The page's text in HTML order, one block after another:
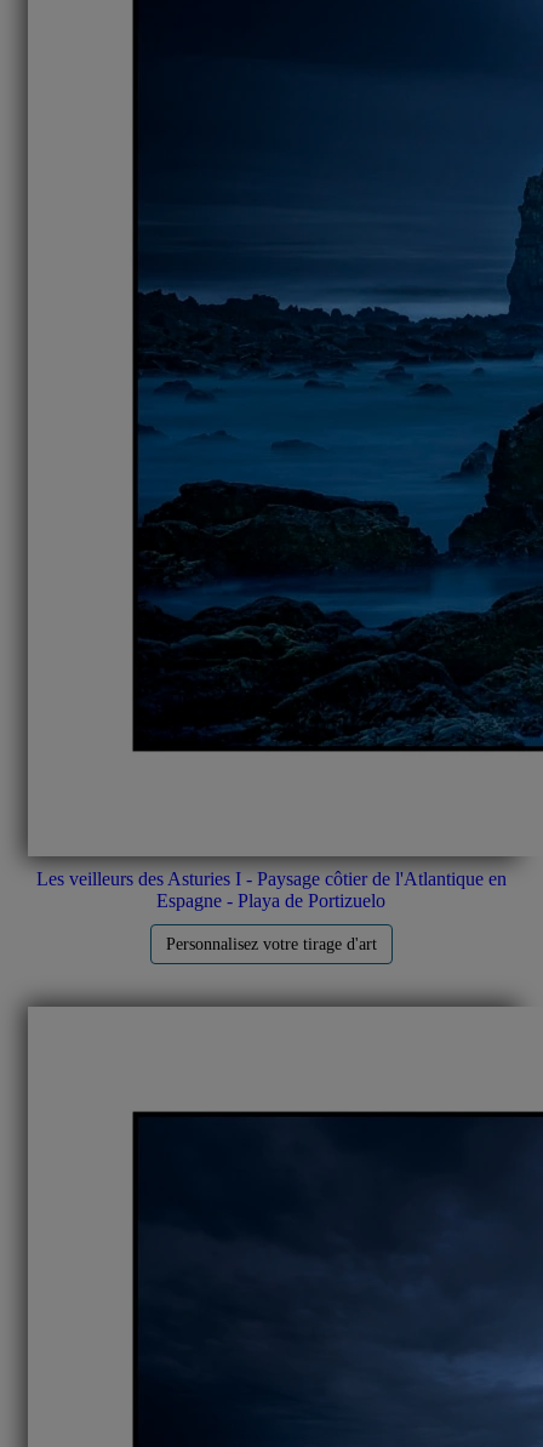
Les veilleurs des Asturies I - Paysage côtier de l'Atlantique en
Espagne - Playa de Portizuelo
Personnalisez votre tirage d'art